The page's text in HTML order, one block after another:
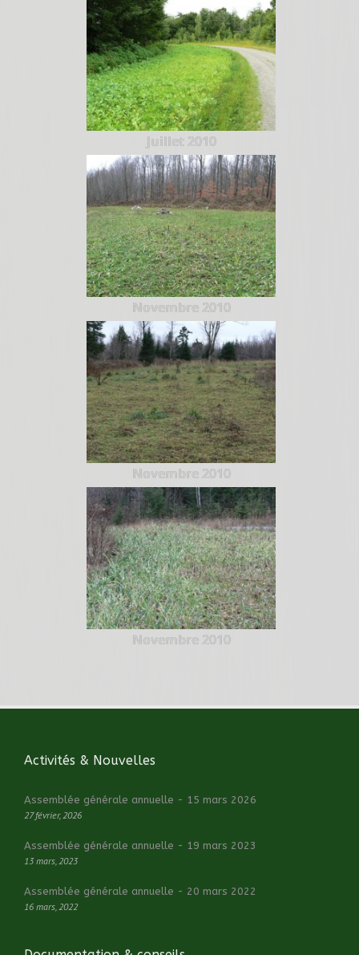
Juillet 2010
Novembre 2010
Novembre 2010
Novembre 2010
Activités & Nouvelles
Assemblée générale annuelle - 15 mars 2026
27 février, 2026
Assemblée générale annuelle - 19 mars 2023
13 mars, 2023
Assemblée générale annuelle - 20 mars 2022
16 mars, 2022